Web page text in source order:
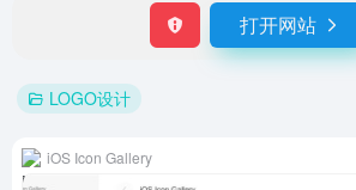
打开网站
LOGO设计
iOS Icon Gallery